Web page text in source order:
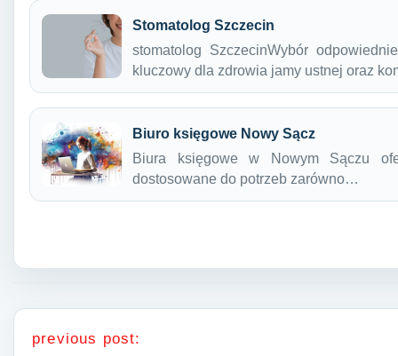
Stomatolog Szczecin
stomatolog SzczecinWybór
kluczowy dla zdrowia jamy ustnej oraz
Biuro księgowe Nowy Sącz
Biura księgowe w Nowym Sączu
dostosowane do potrzeb zarówno…
Nawigacja wpisu
previous post: